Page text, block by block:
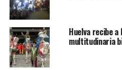
Huelva recibe a
multitudinaria